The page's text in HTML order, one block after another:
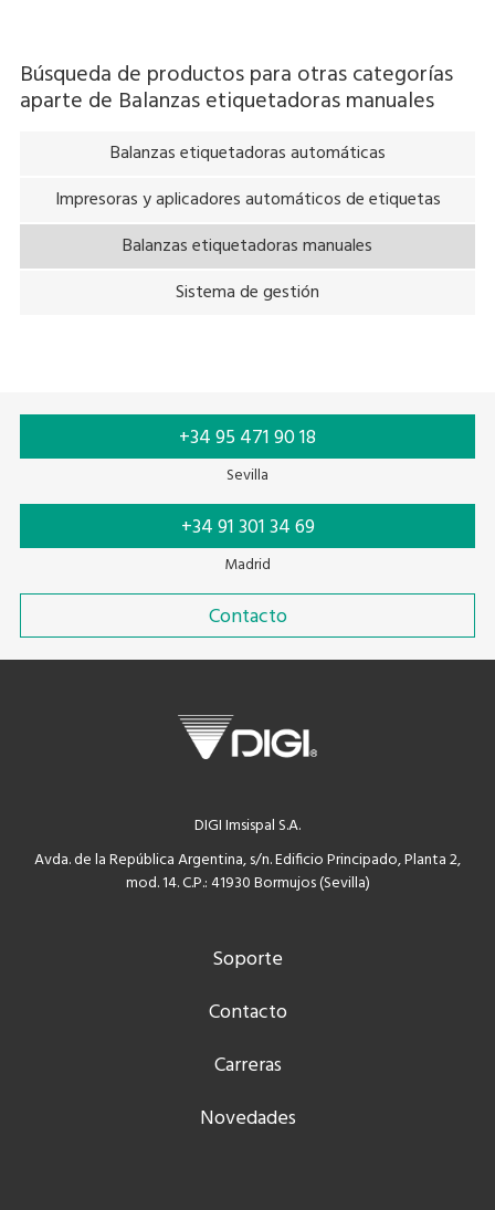
Búsqueda de productos para otras categorías
aparte de Balanzas etiquetadoras manuales
Balanzas etiquetadoras automáticas
Impresoras y aplicadores automáticos de etiquetas
Balanzas etiquetadoras manuales
Sistema de gestión
+34 95 471 90 18
Sevilla
+34 91 301 34 69
Madrid
Contacto
DIGI Imsispal S.A.
Avda. de la República Argentina, s/n. Edificio Principado, Planta 2,
mod. 14. C.P.: 41930 Bormujos (Sevilla)
Soporte
Contacto
Carreras
Novedades